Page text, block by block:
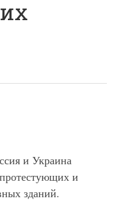
и Украина
и
зданий.